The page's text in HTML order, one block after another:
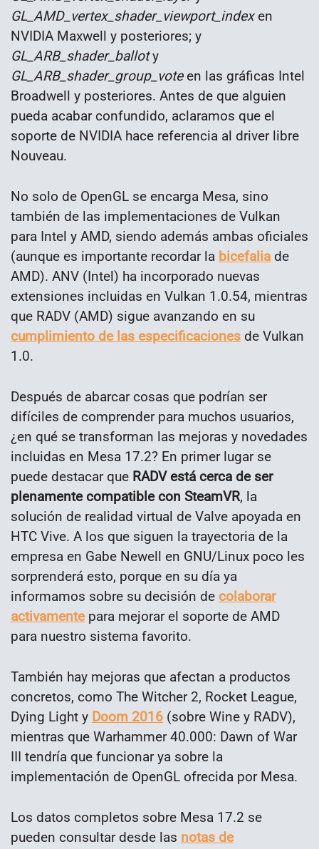
GL_AMD_vertex_shader_viewport_indexen
NVIDIA Maxwell y posteriores; y
GL_ARB_shader_balloty
GL_ARB_shader_group_voteen las gráficas Intel
Broadwell y posteriores. Antes de que alguien
pueda acabar confundido, aclaramos que el
soporte de NVIDIA hace referencia al driver libre
Nouveau.
No solo de OpenGL se encarga Mesa, sino
también de las implementaciones de Vulkan
para Intel y AMD, siendo además ambas oficiales
(aunque es importante recordar la bicefalia de
AMD). ANV (Intel) ha incorporado nuevas
extensiones incluidas en Vulkan 1.0.54, mientras
que RADV (AMD) sigue avanzando en su
cumplimiento de las especificaciones de Vulkan
1.0.
Después de abarcar cosas que podrían ser
difíciles de comprender para muchos usuarios,
¿en qué se transforman las mejoras y novedades
incluidas en Mesa 17.2? En primer lugar se
puede destacar que RADV está cerca de ser
plenamente compatible con SteamVR, la
solución de realidad virtual de Valve apoyada en
HTC Vive. A los que siguen la trayectoria de la
empresa en Gabe Newell en GNU/Linux poco les
sorprenderá esto, porque en su día ya
informamos sobre su decisión de colaborar
activamentepara mejorar el soporte de AMD
para nuestro sistema favorito.
También hay mejoras que afectan a productos
concretos, como The Witcher 2, Rocket League,
Dying Light y Doom 2016 (sobre Wine y RADV),
mientras que Warhammer 40.000: Dawn of War
III tendría que funcionar ya sobre la
implementación de OpenGL ofrecida por Mesa.
Los datos completos sobre Mesa 17.2 se
pueden consultar desde las notas de